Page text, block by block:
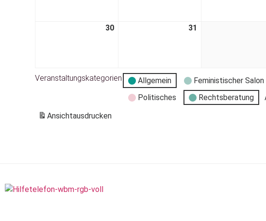
30 31
Veranstaltungskategorien Allgemein Feministischer Salon
Politisches
Rechtsberatung
Ansichtausdrucken